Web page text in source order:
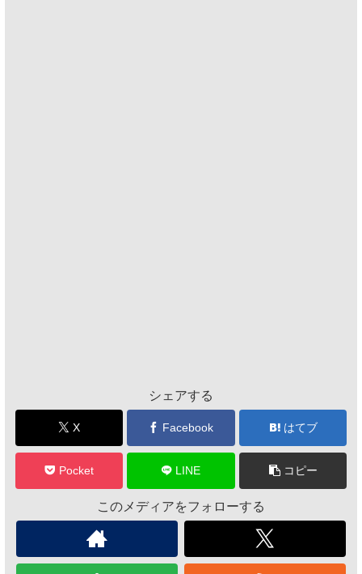
シェアする
X Facebook はてブ
Pocket LINE コピー
このメディアをフォローする